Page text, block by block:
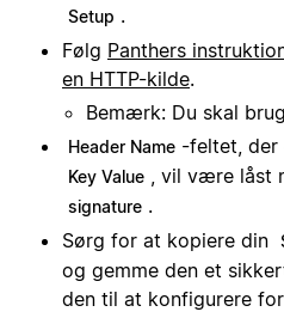
Setup .
Følg Panthers
en HTTP-kilde.
Bemærk: Du skal
Header Name -feltet,
Key Value
, vil være låst
signature .
Sørg for at kopiere din
og gemme den et
den til at konfigurere